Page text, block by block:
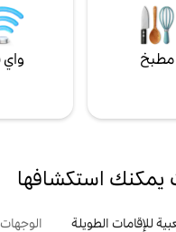
مطبخ واي
يمكنك استكشافها
للإقامات الطويلة